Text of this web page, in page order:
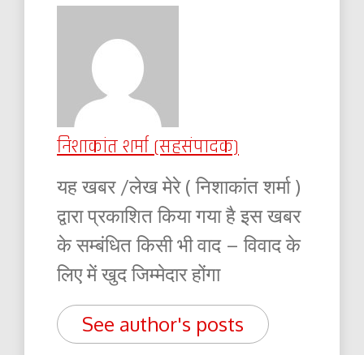
निशाकांत शर्मा (सहसंपादक)
यह खबर /लेख मेरे ( निशाकांत शर्मा )
द्वारा प्रकाशित किया गया है इस खबर
के सम्बंधित किसी भी वाद – विवाद के
लिए में खुद जिम्मेदार होंगा
See author's posts